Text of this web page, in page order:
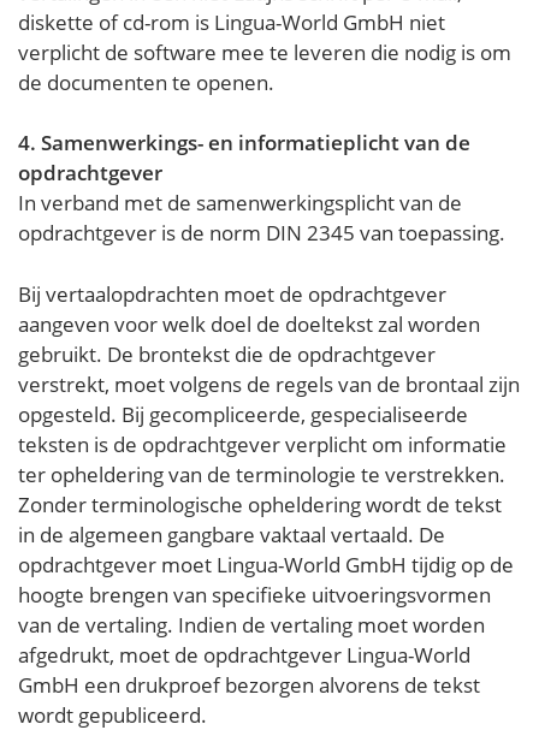
diskette of cd-rom is Lingua-World GmbH niet
verplicht de software mee te leveren die nodig is om
de documenten te openen.
4. Samenwerkings- en informatieplicht van de
opdrachtgever
In verband met de samenwerkingsplicht van de
opdrachtgever is de norm DIN 2345 van toepassing.
Bij vertaalopdrachten moet de opdrachtgever
aangeven voor welk doel de doeltekst zal worden
gebruikt. De brontekst die de opdrachtgever
verstrekt, moet volgens de regels van de brontaal zijn
opgesteld. Bij gecompliceerde, gespecialiseerde
teksten is de opdrachtgever verplicht om informatie
ter opheldering van de terminologie te verstrekken.
Zonder terminologische opheldering wordt de tekst
in de algemeen gangbare vaktaal vertaald. De
opdrachtgever moet Lingua-World GmbH tijdig op de
hoogte brengen van specifieke uitvoeringsvormen
van de vertaling. Indien de vertaling moet worden
afgedrukt, moet de opdrachtgever Lingua-World
GmbH een drukproef bezorgen alvorens de tekst
wordt gepubliceerd.